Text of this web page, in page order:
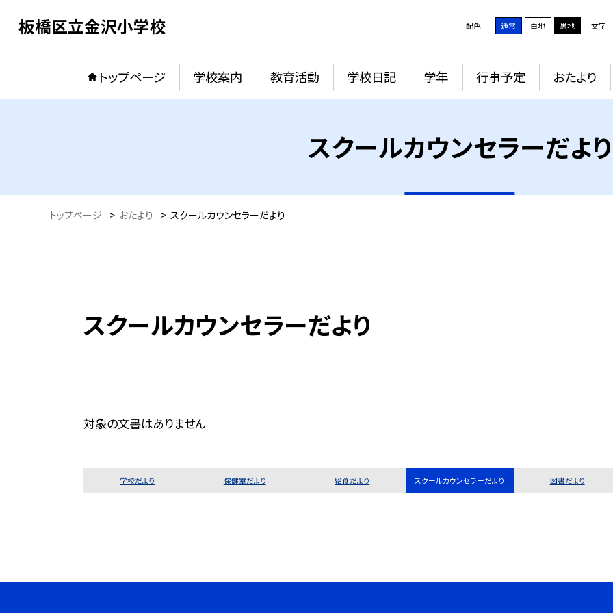
板橋区立金沢小学校 配色 通常 白地 黒地 文字
トップページ 学校案内 教育活動 学校日記 学年 行事予定 おたより
スクールカウンセラーだより
トップページ > おたより > スクールカウンセラーだより
スクールカウンセラーだより
対象の文書はありません
学校だより 保健室だより 給食だより スクールカウンセラーだより 図書だより